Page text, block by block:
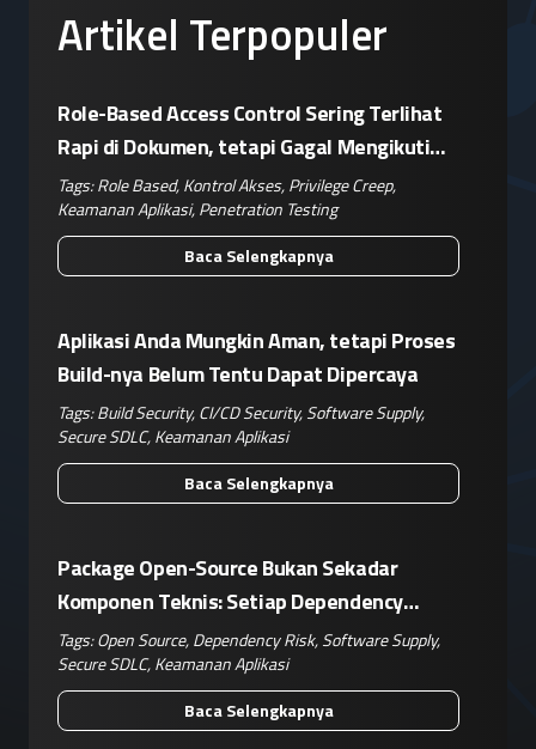
Artikel Terpopuler
Role-Based Access Control Sering Terlihat
Rapi di Dokumen, tetapi Gagal Mengikuti
Operasional Nyata
Tags:Role Based,Kontrol Akses,Privilege Creep,
Keamanan Aplikasi,Penetration Testing
Baca Selengkapnya
Aplikasi Anda Mungkin Aman, tetapi Proses
Build-nya Belum Tentu Dapat Dipercaya
Tags:Build Security,CI/CD Security,Software Supply,
Secure SDLC,Keamanan Aplikasi
Baca Selengkapnya
Package Open-Source Bukan Sekadar
Komponen Teknis: Setiap Dependency
Adalah Keputusan Risiko Bisnis
Tags:Open Source,Dependency Risk,Software Supply,
Secure SDLC,Keamanan Aplikasi
Baca Selengkapnya